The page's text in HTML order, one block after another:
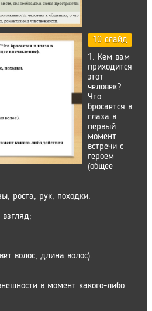
10 слайд
1. Кем вам
приходится
этот
человек?
Что
бросается в
глаза в
первый
момент
встречи с
героем
(общее
роста, рук, походки.
волос, длина волос).
в момент какого-либо